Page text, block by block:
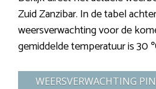
Zuid Zanzibar. In de tabel
weersverwachting voor de
gemiddelde temperatuur is 30
WEERSVERWACHTING